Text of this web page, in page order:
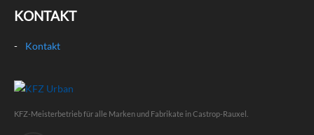
KONTAKT
Kontakt
KFZ-Meisterbetrieb für alle Marken und Fabrikate in Castrop-Rauxel.